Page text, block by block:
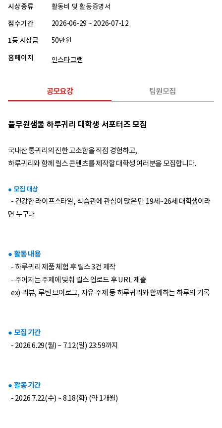
시상종류 활동비 및 활동증명서
접수기간 2026-06-29 ~ 2026-07-12
1등 시상금 50만원
홈페이지 인스타그램
공모요강 팀원모집
풀무원샘물 하루귀리 대학생 서포터즈 모집
국내산 통귀리의 진한 고소함을 직접 경험하고,
하루귀리와 함께 릴스 콘텐츠를 제작할 대학생 여러분을 모집합니다.
● 모집 대상
- 건강한 라이프스타일, 식습관에 관심이 많은 만 19세~26세 대학생이라
면 누구나
● 활동 내용
- 하루귀리 제품 체험 후 릴스 3건 제작
- 주어지는 주제에 맞춰 릴스 업로드 후 URL 제출
ex) 리뷰, 루틴 브이로그, 자유 주제 등 하루귀리와 함께하는 하루의 기록
● 모집 기간
- 2026.6.29(월) ~ 7.12(일) 23:59까지
● 활동 기간
- 2026.7.22(수) ~ 8.18(화) (약 1개월)